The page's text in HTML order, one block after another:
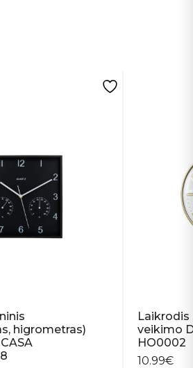
higrometras)
Laikrodis
veikimo
HO0002
10.99€